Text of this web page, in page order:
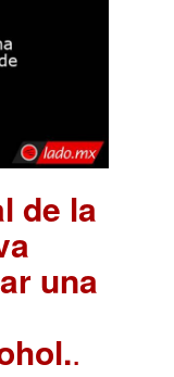
de la
una
.